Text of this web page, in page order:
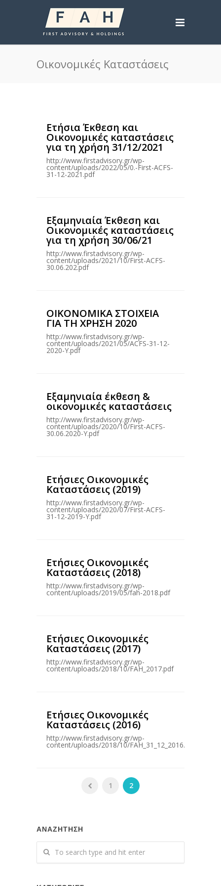
Οικονομικές Καταστάσεις
Ετήσια Έκθεση και
Οικονομικές καταστάσεις
για τη χρήση 31/12/2021
http://www.firstadvisory.gr/wp-
content/uploads/2022/05/0.-First-ACFS-
31-12-2021.pdf
Εξαμηνιαία Έκθεση και
Οικονομικές καταστάσεις
για τη χρήση 30/06/21
http://www.firstadvisory.gr/wp-
content/uploads/2021/10/First-ACFS-
30.06.202.pdf
ΟΙΚΟΝΟΜΙΚΑ ΣΤΟΙΧΕΙΑ
ΓΙΑ ΤΗ ΧΡΗΣΗ 2020
http://www.firstadvisory.gr/wp-
content/uploads/2021/05/ACFS-31-12-
2020-Υ.pdf
Εξαμηνιαία έκθεση &
οικονομικές καταστάσεις
http://www.firstadvisory.gr/wp-
content/uploads/2020/10/First-ACFS-
30.06.2020-Υ.pdf
Ετήσιες Οικονομικές
Καταστάσεις (2019)
http://www.firstadvisory.gr/wp-
content/uploads/2020/07/First-ACFS-
31-12-2019-Υ.pdf
Ετήσιες Οικονομικές
Καταστάσεις (2018)
http://www.firstadvisory.gr/wp-
content/uploads/2019/05/fah-2018.pdf
Ετήσιες Οικονομικές
Καταστάσεις (2017)
http://www.firstadvisory.gr/wp-
content/uploads/2018/10/FAH_2017.pdf
Ετήσιες Οικονομικές
Καταστάσεις (2016)
http://www.firstadvisory.gr/wp-
content/uploads/2018/10/FAH_31_12_2016.pdf
1 2
ΑΝΑΖΗΤΗΣΗ